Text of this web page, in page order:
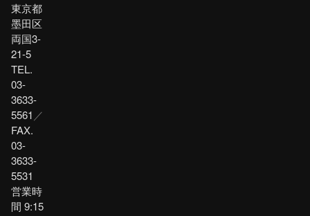
東京都
墨田区
両国3-
21-5
TEL.
03-
3633-
5561 ／
FAX.
03-
3633-
5531
営業時
間 9:15